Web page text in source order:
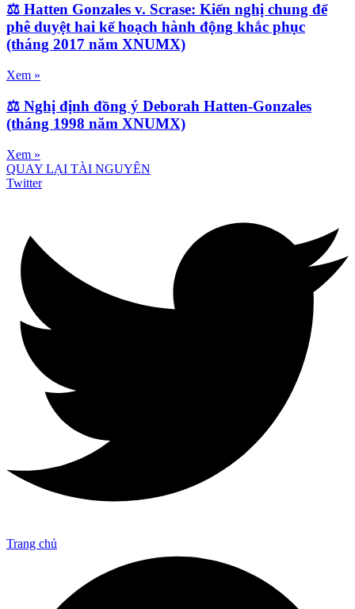
⚖️ Hatten Gonzales v. Scrase: Kiến nghị chung để
phê duyệt hai kế hoạch hành động khắc phục
(tháng 2017 năm XNUMX)
Xem »
⚖️ Nghị định đồng ý Deborah Hatten-Gonzales
(tháng 1998 năm XNUMX)
Xem »
QUAY LẠI TÀI NGUYÊN
Twitter
Trang chủ